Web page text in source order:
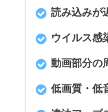
読み込みが
ウイルス感
動画部分の
低画質・低